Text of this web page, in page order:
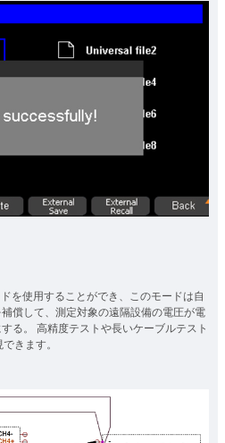
を使用することができ、このモードは自
償して、測定対象の遠隔設備の電圧が電
る。 高精度テストや長いケーブルテスト
きます。